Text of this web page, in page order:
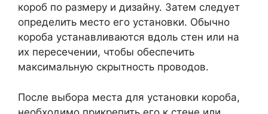
короб по размеру и дизайну. Затем следует
определить место его установки. Обычно
короба устанавливаются вдоль стен или на
их пересечении, чтобы обеспечить
максимальную скрытность проводов.
После выбора места для установки короба,